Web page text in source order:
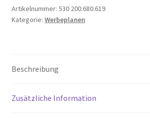
Menge
Artikelnummer: 530 200.680.619
Kategorie: Werbeplanen
Beschreibung
Zusätzliche Information